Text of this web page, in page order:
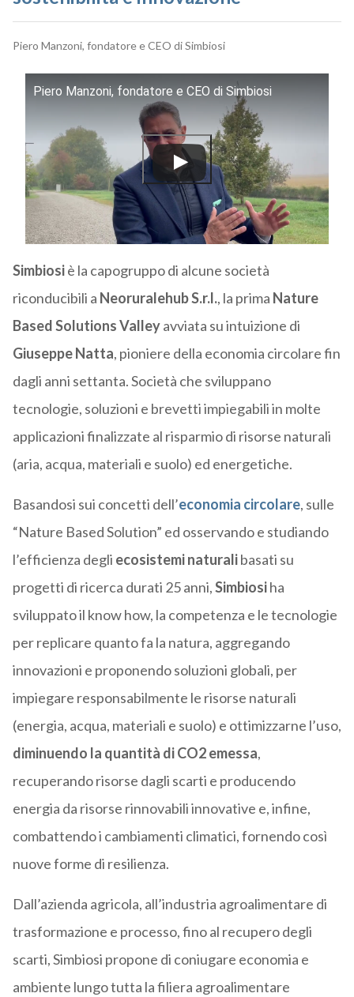
Piero Manzoni, fondatore e CEO di Simbiosi
Piero Manzoni, fondatore e CEO di Simbiosi
Simbiosiè la capogruppo di alcune società
riconducibili a Neoruralehub S.r.l., la prima Nature
Based Solutions Valleyavviata su intuizione di
Giuseppe Natta, pioniere della economia circolare fin
dagli anni settanta. Società che sviluppano
tecnologie, soluzioni e brevetti impiegabili in molte
applicazioni finalizzate al risparmio di risorse naturali
(aria, acqua, materiali e suolo) ed energetiche.
Basandosi sui concetti dell’economia circolare, sulle
“Nature Based Solution” ed osservando e studiando
l’efficienza degli ecosistemi naturalibasati su
progetti di ricerca durati 25 anni,Simbiosiha
sviluppato il know how, la competenza e le tecnologie
per replicare quanto fa la natura, aggregando
innovazioni e proponendo soluzioni globali, per
impiegare responsabilmente le risorse naturali
(energia, acqua, materiali e suolo) e ottimizzarne l’uso,
diminuendo la quantità di CO2 emessa,
recuperando risorse dagli scarti e producendo
energia da risorse rinnovabili innovative e, infine,
combattendo i cambiamenti climatici, fornendo così
nuove forme di resilienza.
Dall’azienda agricola, all’industria agroalimentare di
trasformazione e processo, fino al recupero degli
scarti, Simbiosi propone di coniugare economia e
ambiente lungo tutta la filiera agroalimentare